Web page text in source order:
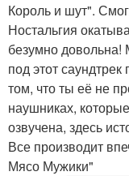
Король и шут".
Ностальгия
безумно довольна!
под этот
том, что ты её не
наушниках,
озвучена, здесь
Все производит
Мясо Мужики"